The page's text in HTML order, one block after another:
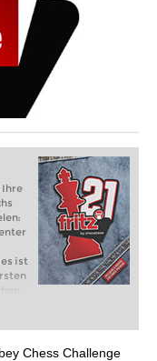
Ihre
es ist
Chess Challenge